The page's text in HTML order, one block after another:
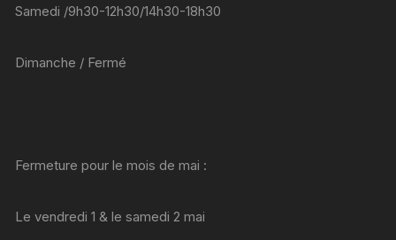
Samedi /9h30-12h30/14h30-18h30
Dimanche / Fermé
Fermeture pour le mois de mai :
Le vendredi 1 & le samedi 2 mai